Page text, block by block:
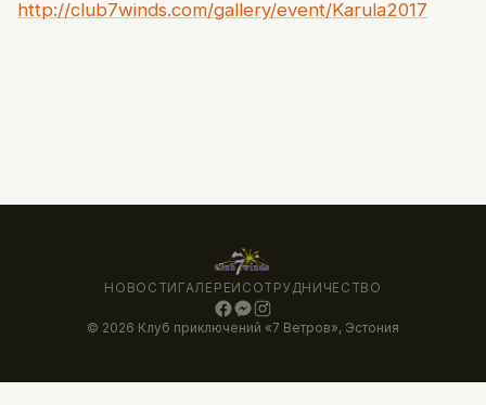
http://club7winds.com/gallery/event/Karula2017
НОВОСТИ ГАЛЕРЕИ СОТРУДНИЧЕСТВО
© 2026 Клуб приключений «7 Ветров», Эстония